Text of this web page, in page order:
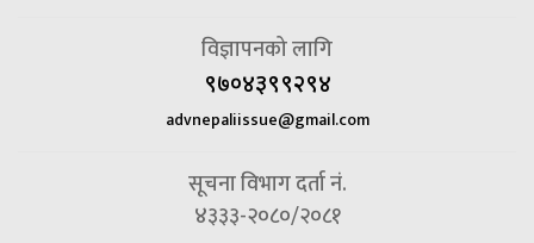
विज्ञापनको लागि
९७०४३९९२९४
advnepaliissue@gmail.com
सूचना विभाग दर्ता नं.
४३३३-२०८०/२०८१